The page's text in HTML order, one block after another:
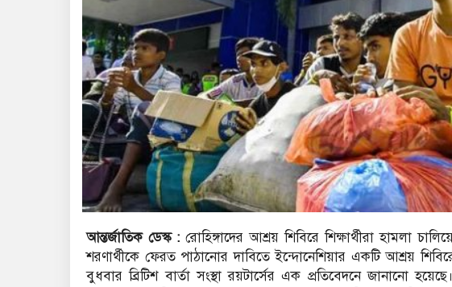
আন্তর্জাতিক ডেস্ক : রোহিঙ্গাদের আশ্রয় শিবিরে শিক্ষার্থীরা হামলা
শরণার্থীকে ফেরত পাঠানোর দাবিতে ইন্দোনেশিয়ার একটি আশ্রয়
বুধবার ব্রিটিশ বার্তা সংস্থা রয়টার্সের এক প্রতিবেদনে জানানো